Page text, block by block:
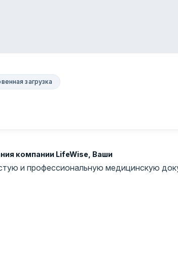
загрузка
компании LifeWise, Ваши
и профессиональную медицинскую